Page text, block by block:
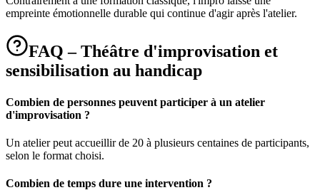
empreinte émotionnelle durable qui continue d'agir après l'atelier.
FAQ – Théâtre d'improvisation et
sensibilisation au handicap
Combien de personnes peuvent participer à un atelier
d'improvisation ?
Un atelier peut accueillir de 20 à plusieurs centaines de participants,
selon le format choisi.
Combien de temps dure une intervention ?